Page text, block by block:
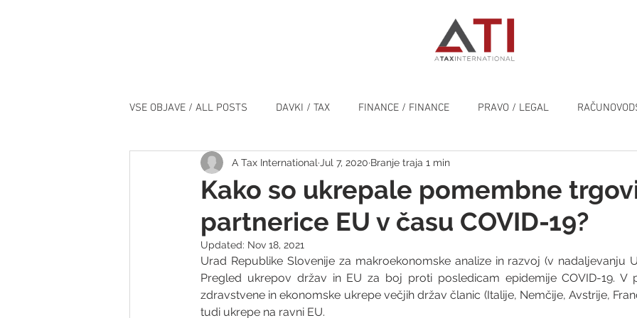
VSE OBJAVE / ALL POSTS DAVKI / TAX FINANCE / FINANCE PRAVO / LEGAL
DOGODKI / EVENTS SPLOŠNO / GENERAL
Kako so ukrepale pomembne
partnerice EU v času COVID-19?
A Tax International Jul 7, 2020 Branje traja 1 min
Updated: Nov 18, 2021
Urad Republike Slovenije za makroekonomske analize in razvoj (v nadaljevanju
Pregled ukrepov držav in EU za boj proti posledicam epidemije COVID-19. V
zdravstvene in ekonomske ukrepe večjih držav članic (Italije, Nemčije, Avstrije,
tudi ukrepe na ravni EU.